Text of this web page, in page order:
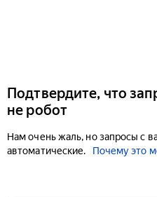
Подтвердите, что
не робот
Нам очень жаль, но запросы с
автоматические.
Почему это